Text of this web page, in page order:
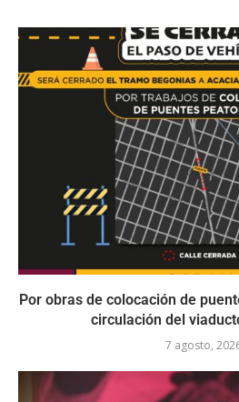
Por obras de colocación de
circulación del
7 agosto,